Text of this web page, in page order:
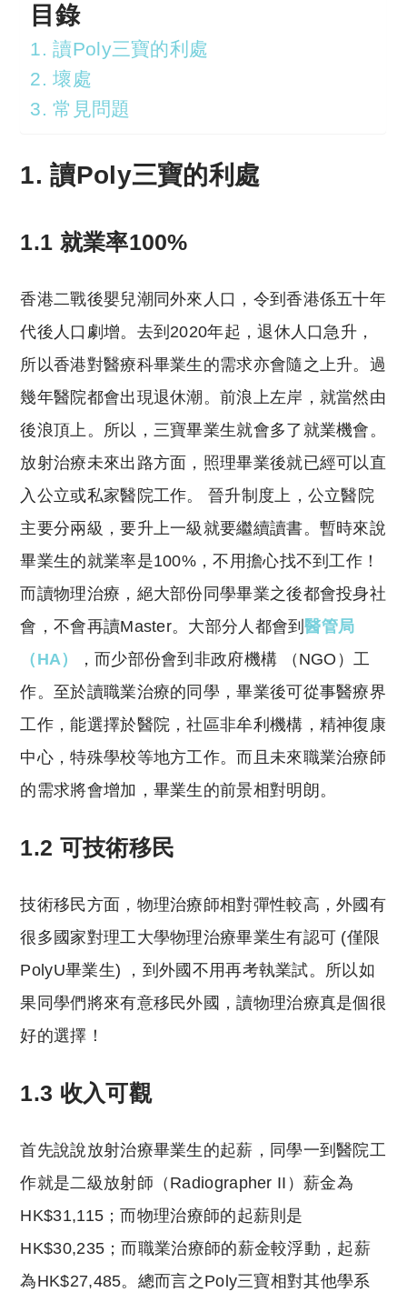
目錄
1. 讀Poly三寶的利處
2. 壞處
3. 常見問題
1. 讀Poly三寶的利處
1.1 就業率100%
香港二戰後嬰兒潮同外來人口，令到香港係五十年
代後人口劇增。去到2020年起，退休人口急升，
所以香港對醫療科畢業生的需求亦會隨之上升。過
幾年醫院都會出現退休潮。前浪上左岸，就當然由
後浪頂上。所以，三寶畢業生就會多了就業機會。
放射治療未來出路方面，照理畢業後就已經可以直
入公立或私家醫院工作。 晉升制度上，公立醫院
主要分兩級，要升上一級就要繼續讀書。暫時來說
畢業生的就業率是100%，不用擔心找不到工作！
而讀物理治療，絕大部份同學畢業之後都會投身社
會，不會再讀Master。大部分人都會到醫管局
（HA）
，而少部份會到非政府機構 （NGO）工
作。至於讀職業治療的同學，畢業後可從事醫療界
工作，能選擇於醫院，社區非牟利機構，精神復康
中心，特殊學校等地方工作。而且未來職業治療師
的需求將會增加，畢業生的前景相對明朗。
1.2 可技術移民
技術移民方面，物理治療師相對彈性較高，外國有
很多國家對理工大學物理治療畢業生有認可 (僅限
PolyU畢業生) ，到外國不用再考執業試。所以如
果同學們將來有意移民外國，讀物理治療真是個很
好的選擇！
1.3 收入可觀
首先說說放射治療畢業生的起薪，同學一到醫院工
作就是二級放射師（Radiographer II）薪金為
HK$31,115；而物理治療師的起薪則是
HK$30,235；而職業治療師的薪金較浮動，起薪
為HK$27,485。總而言之Poly三寶相對其他學系